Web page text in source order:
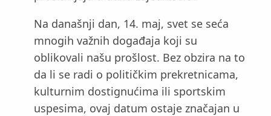
Na današnji dan, 14. maj, svet se seća
mnogih važnih događaja koji su
oblikovali našu prošlost. Bez obzira na to
da li se radi o političkim prekretnicama,
kulturnim dostignućima ili sportskim
uspesima, ovaj datum ostaje značajan u